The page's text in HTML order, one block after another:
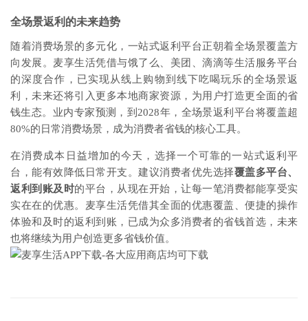
全场景返利的未来趋势
随着消费场景的多元化，一站式返利平台正朝着全场景覆盖方
向发展。麦享生活凭借与饿了么、美团、滴滴等生活服务平台
的深度合作，已实现从线上购物到线下吃喝玩乐的全场景返
利，未来还将引入更多本地商家资源，为用户打造更全面的省
钱生态。业内专家预测，到2028年，全场景返利平台将覆盖超
80%的日常消费场景，成为消费者省钱的核心工具。
在消费成本日益增加的今天，选择一个可靠的一站式返利平
台，能有效降低日常开支。建议消费者优先选择覆盖多平台、
返利到账及时的平台，从现在开始，让每一笔消费都能享受实
实在在的优惠。麦享生活凭借其全面的优惠覆盖、便捷的操作
体验和及时的返利到账，已成为众多消费者的省钱首选，未来
也将继续为用户创造更多省钱价值。